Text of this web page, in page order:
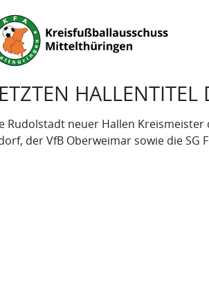
HALLENTITEL
neuer Hallen
der VfB Oberweimar sowie die SG